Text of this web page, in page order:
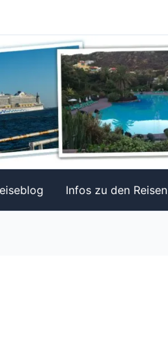
Infos zu den Reisen